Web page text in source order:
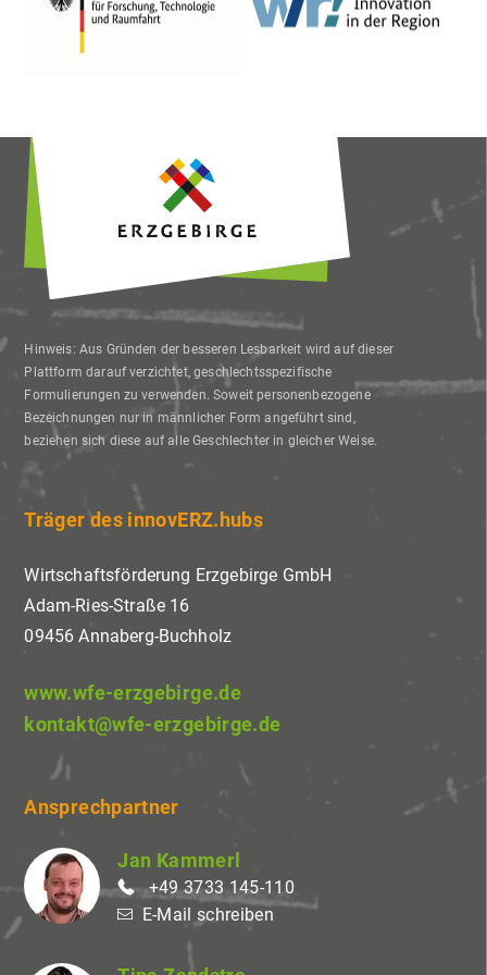
Hinweis: Aus Gründen der besseren Lesbarkeit wird auf dieser
Plattform darauf verzichtet, geschlechtsspezifische
Formulierungen zu verwenden. Soweit personenbezogene
Bezeichnungen nur in männlicher Form angeführt sind,
beziehen sich diese auf alle Geschlechter in gleicher Weise.
Träger des innovERZ.hubs
Wirtschaftsförderung Erzgebirge GmbH
Adam-Ries-Straße 16
09456 Annaberg-Buchholz
www.wfe-erzgebirge.de
kontakt@wfe-erzgebirge.de
Ansprechpartner
Jan Kammerl
+49 3733 145-110
E-Mail schreiben